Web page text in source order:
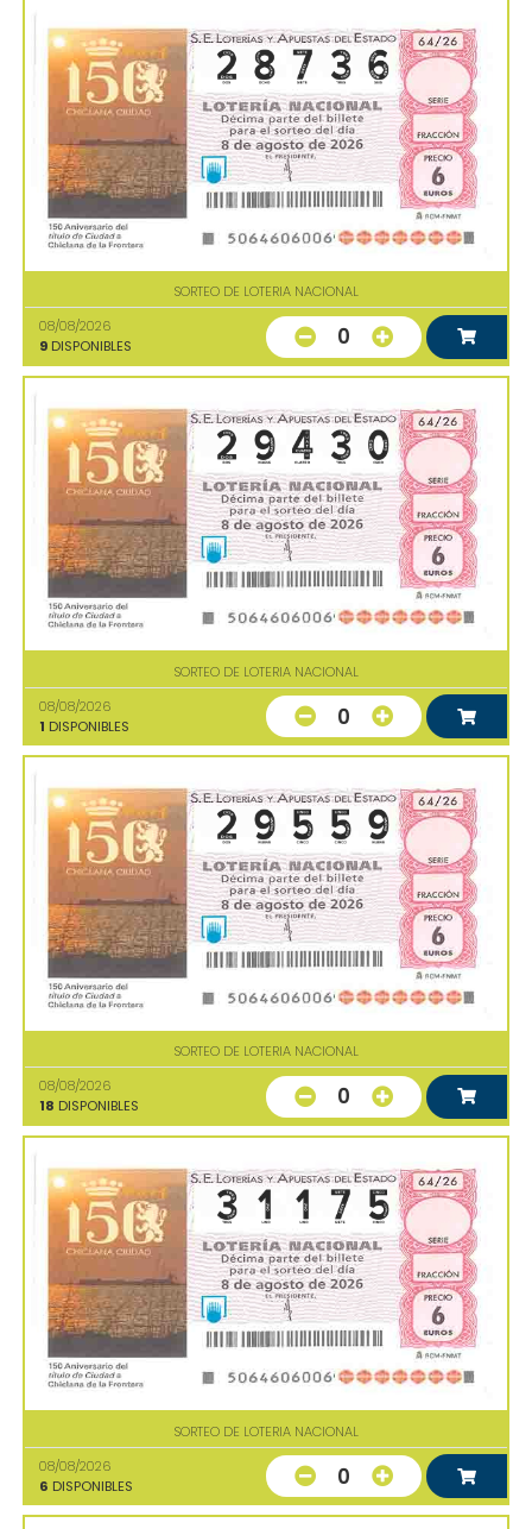
SORTEO DE LOTERIA NACIONAL
08/08/2026
9 DISPONIBLES 0
SORTEO DE LOTERIA NACIONAL
08/08/2026
1 DISPONIBLES 0
SORTEO DE LOTERIA NACIONAL
08/08/2026
18 DISPONIBLES 0
SORTEO DE LOTERIA NACIONAL
08/08/2026
6 DISPONIBLES 0